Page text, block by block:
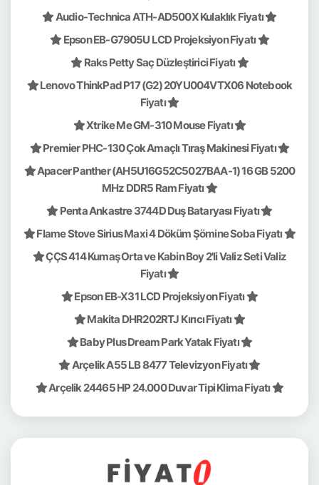
Audio-Technica ATH-AD500X Kulaklık Fiyatı
Epson EB-G7905U LCD Projeksiyon Fiyatı
Raks Petty Saç Düzleştirici Fiyatı
Lenovo ThinkPad P17 (G2) 20YU004VTX06 Notebook
Fiyatı
Xtrike Me GM-310 Mouse Fiyatı
Premier PHC-130 Çok Amaçlı Tıraş Makinesi Fiyatı
Apacer Panther (AH5U16G52C5027BAA-1) 16 GB 5200
MHz DDR5 Ram Fiyatı
Penta Ankastre 3744D Duş Bataryası Fiyatı
Flame Stove Sirius Maxi 4 Döküm Şömine Soba Fiyatı
ÇÇS 414 Kumaş Orta ve Kabin Boy 2'li Valiz Seti Valiz
Fiyatı
Epson EB-X31 LCD Projeksiyon Fiyatı
Makita DHR202RTJ Kırıcı Fiyatı
Baby Plus Dream Park Yatak Fiyatı
Arçelik A55 LB 8477 Televizyon Fiyatı
Arçelik 24465 HP 24.000 Duvar Tipi Klima Fiyatı